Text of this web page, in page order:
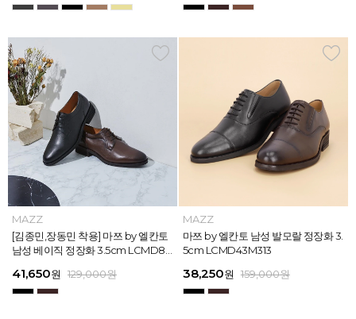
MAZZ
마쯔 by 엘칸토 남성 스트라이프 웨빙
포인트 스니커즈 3cm LCMS68M31
67,150원 179,000원
MAZZ
마쯔 by 엘칸토 남성 플레인 볼륨 컵
솔 스니커즈 3cm LCMS62M613
62,900원 179,000원
MAZZ
[김종민,장동민 착용] 마쯔 by 엘칸토
남성 베이직 정장화 3.5cm LCMD80
41,650원 129,000원
MAZZ
마쯔 by 엘칸토 남성 발모랄 정장화 3.
5cm LCMD43M313
38,250원 159,000원
MAZZ
마쯔 by 엘칸토 남성 오버랩 로퍼 2c
m LCMC92I126
38,250원 129,000원
MAZZ
마쯔 by 엘칸토 남성 스트랩 로퍼 2c
m LCMC91M313
39,200원 159,000원
MAZZ
마쯔 by 엘칸토 남성 포인트 컴포트화
4cm LCMD11M111
41,650원 129,000원
MAZZ
마쯔 by 엘칸토 남성 캐주얼 컴포트화
4cm LCMD13M111
41,650원 129,000원
MAZZ
마쯔 by 엘칸토 남성 스트라이프 웨빙
포인트 스니커즈 3cm LCMS68M31
67,150원 179,000원
MAZZ
마쯔 by 엘칸토 남성 플레인 볼륨 컵
솔 스니커즈 3cm LCMS62M613
62,900원 179,000원
MAZZ
[김종민,장동민 착용] 마쯔 by 엘칸토
남성 베이직 정장화 3.5cm LCMD80
41,650원 129,000원
MAZZ
마쯔 by 엘칸토 남성 발모랄 정장화 3.
5cm LCMD43M313
38,250원 159,000원